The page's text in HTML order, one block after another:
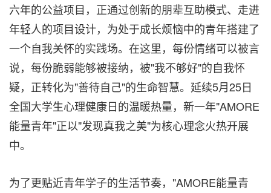
六年的公益项目，正通过创新的朋辈互助模式、走进
年轻人的项目设计，为处于成长烦恼中的青年搭建了
一个自我关怀的实践场。在这里，每份情绪可以被言
说，每份脆弱能够被接纳，被"我不够好"的自我怀
疑，正转化为"善待自己"的生命智慧。延续5月25日
全国大学生心理健康日的温暖热量，新一年"AMORE
能量青年"正以"发现真我之美"为核心理念火热开展
中。
为了更贴近青年学子的生活节奏，"AMORE能量青